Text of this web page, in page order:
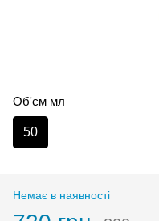
Об'єм мл
50
Немає в наявності